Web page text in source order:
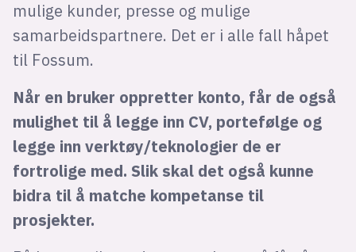
mulige kunder, presse og mulige
samarbeidspartnere. Det er i alle fall håpet
til Fossum.
Når en bruker oppretter konto, får de også
mulighet til å legge inn CV, portefølge og
legge inn verktøy/teknologier de er
fortrolige med. Slik skal det også kunne
bidra til å matche kompetanse til
prosjekter.